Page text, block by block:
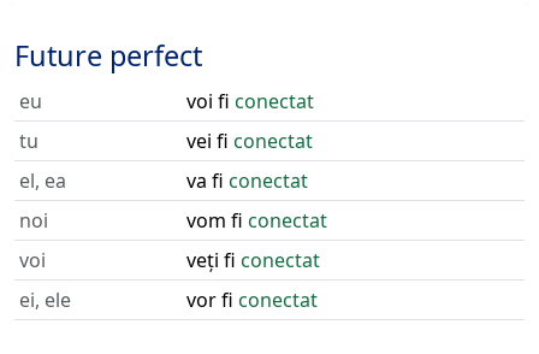
Future perfect
eu voi fi conectat
tu
vei fi conectat
el, ea
va fi conectat
noi
vom fi conectat
voi
veți fi conectat
ei, ele
vor fi conectat